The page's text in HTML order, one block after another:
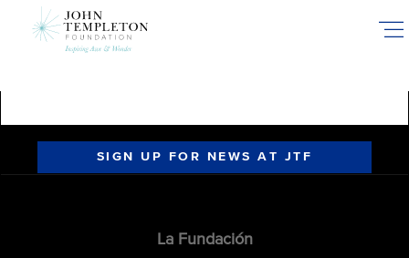
SIGN UP FOR NEWS AT JTF
La Fundación